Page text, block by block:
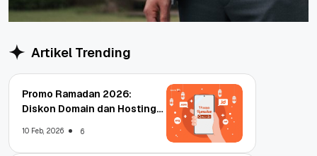
Artikel Trending
Promo Ramadan 2026:
Diskon Domain dan Hosting
10 Feb, 2026 6